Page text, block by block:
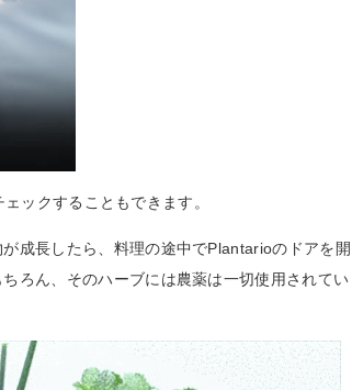
ックすることもできます。
成長したら、料理の途中でPlantarioのドアを開
ろん、そのハーブには農薬は一切使用されてい